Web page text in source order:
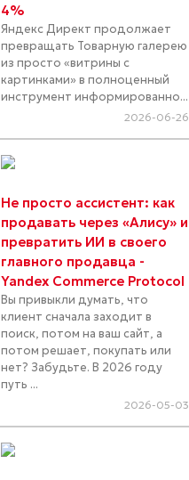
4%
Яндекс Директ продолжает
превращать Товарную галерею
из просто «витрины с
картинками» в полноценный
инструмент информированно...
2026-06-26
Не просто ассистент: как
продавать через «Алису» и
превратить ИИ в своего
главного продавца -
Yandex Commerce Protocol
Вы привыкли думать, что
клиент сначала заходит в
поиск, потом на ваш сайт, а
потом решает, покупать или
нет? Забудьте. В 2026 году
путь ...
2026-05-03